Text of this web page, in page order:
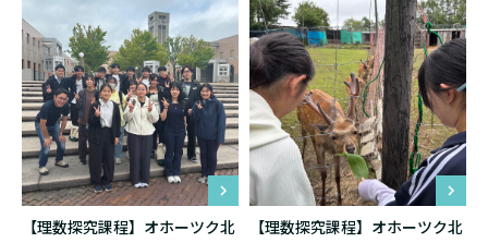
【理数探究課程】オホーツク北
【理数探究課程】オホーツク北